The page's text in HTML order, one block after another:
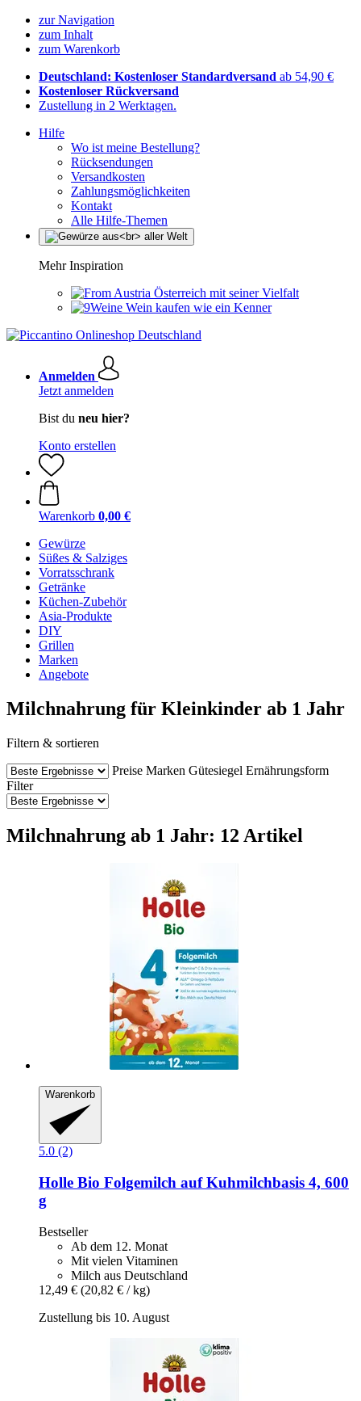
zur Navigation
zum Inhalt
zum Warenkorb
Deutschland: Kostenloser Standardversand ab 54,90 €
Kostenloser Rückversand
Zustellung in 2 Werktagen.
Hilfe
Wo ist meine Bestellung?
Rücksendungen
Versandkosten
Zahlungsmöglichkeiten
Kontakt
Alle Hilfe-Themen
Mehr Inspiration
Österreich mit seiner Vielfalt
Wein kaufen wie ein Kenner
Anmelden
Jetzt anmelden
Bist du neu hier?
Konto erstellen
Warenkorb 0,00 €
Gewürze
Süßes & Salziges
Vorratsschrank
Getränke
Küchen-Zubehör
Asia-Produkte
DIY
Grillen
Marken
Angebote
Milchnahrung für Kleinkinder ab 1 Jahr
Filtern & sortieren
Preise Marken Gütesiegel Ernährungsform
Filter
Milchnahrung ab 1 Jahr: 12 Artikel
Warenkorb
5.0 (2)
Holle Bio Folgemilch auf Kuhmilchbasis 4, 600
g
Bestseller
Ab dem 12. Monat
Mit vielen Vitaminen
Milch aus Deutschland
12,49 € (20,82 € / kg)
Zustellung bis 10. August